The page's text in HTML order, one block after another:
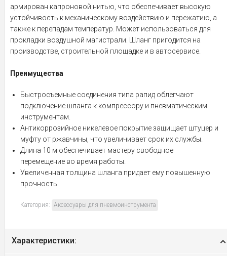
армирован капроновой нитью, что обеспечивает высокую
устойчивость к механическому воздействию и пережатию, а
также к перепадам температур. Может использоваться для
прокладки воздушной магистрали. Шланг пригодится на
производстве, строительной площадке и в автосервисе.
Преимущества
Быстросъемные соединения типа рапид облегчают
подключение шланга к компрессору и пневматическим
инструментам.
Антикоррозийное никелевое покрытие защищает штуцер и
муфту от ржавчины, что увеличивает срок их службы.
Длина 10 м обеспечивает мастеру свободное
перемещение во время работы.
Увеличенная толщина шланга придает ему повышенную
прочность.
Категория: Аксессуары для пневмоинструмента
Характеристики: